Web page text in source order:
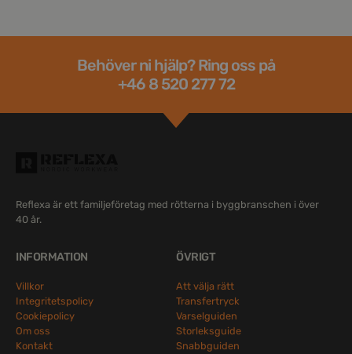
Behöver ni hjälp? Ring oss på
+46 8 520 277 72
Reflexa är ett familjeföretag med rötterna i byggbranschen i över
40 år.
INFORMATION
Villkor
Integritetspolicy
Cookiepolicy
Om oss
Kontakt
ÖVRIGT
Att välja rätt
Transfertryck
Varselguiden
Storleksguide
Snabbguiden